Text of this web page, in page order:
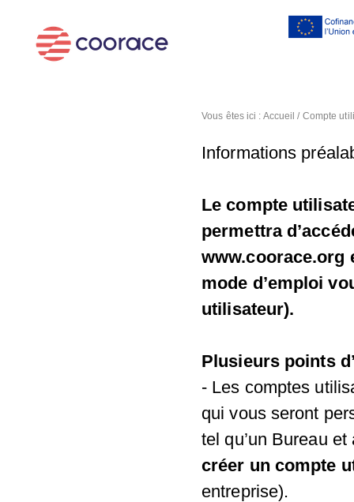
Vous êtes ici : Accueil / Compte
Informations
Le compte
permettra
www.coorace.org
mode d’emploi
utilisateur).
Plusieurs points
- Les comptes
qui vous seront
tel qu’un Bureau
créer un compte
entreprise).